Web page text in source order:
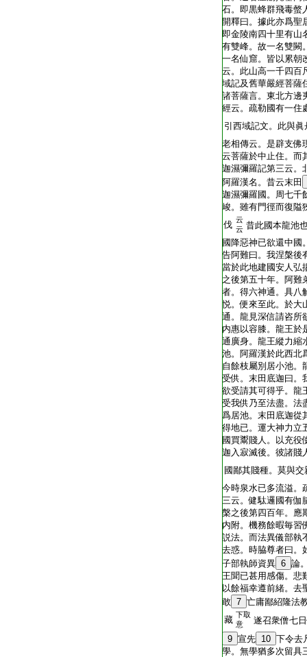
石。即黒蜂群飛毒螫
開釋曰。據此亦爲聖
即金陵南四十里有山
有雙峰。故一名雙闕
一名仙窟。皆以累朝
云。此山高一千四百
域記及舊華嚴經菩薩
諸菩薩言。東北方邊
經云。疏勒國有一住
引西域記文。此與眞
老相傳云。是辟支佛
云菩薩於中止住。而
迦濕彌羅記第三云。
阿羅漢名。昔云末田
迦濕彌羅國。周七千
峻。雖有門徑而復隘
伐 云
云 昔此國本龍池
國降惡神已欲還中國
告阿難曰。我涅槃後
當於此地建國安人弘
之後第五十年。阿難
者。得六神通。具八
悦。便來至此。於大
通。龍見深信請咨所
内惠以容膝。龍王於
通廣身。龍王縱力縮
池。阿羅漢於此西北
自餘枝屬別居小池。
受供。末田底迦曰。
欲受請其可得乎。龍
受我供乃至法盡。法
爲居池。末田底迦從
得地已。運大神力立
國買鬻賤人。以充役
迦入寂滅後。彼諸賤
國鄙其賤種。莫與
今時泉水已多流溢。
三云。健駄邏國有伽
槃之後第四百年。應
内附。機務餘暇毎習
説法。而法異儀部執
去惑。時脇尊者曰。
子部執師資異 6 論
王聞已甚用感傷。悲
以餘福幸遵前緒。去
敢 7 亡庸鄙紹隆法
藏 下取
意
遂召衆僧七
9 宣先 10 下令去
學。無學猶多次留具